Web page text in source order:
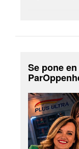
Se pone